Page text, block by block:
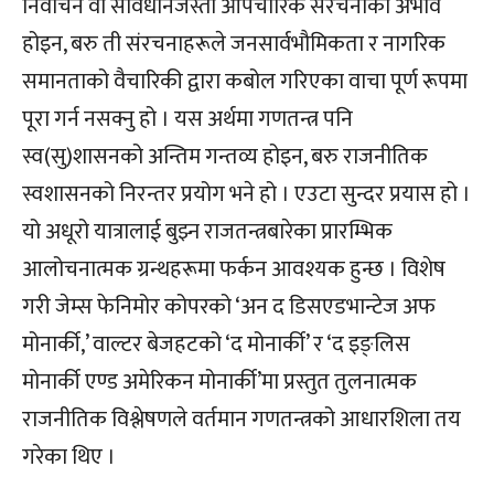
होइन, बरु ती संरचनाहरूले जनसार्वभौमिकता र नागरिक
समानताको वैचारिकी द्वारा कबोल गरिएका वाचा पूर्ण रूपमा
पूरा गर्न नसक्नु हो । यस अर्थमा गणतन्त्र पनि
स्व(सु)शासनको अन्तिम गन्तव्य होइन, बरु राजनीतिक
स्वशासनको निरन्तर प्रयोग भने हो । एउटा सुन्दर प्रयास हो ।
यो अधूरो यात्रालाई बुझ्न राजतन्त्रबारेका प्रारम्भिक
आलोचनात्मक ग्रन्थहरूमा फर्कन आवश्यक हुन्छ । विशेष
गरी जेम्स फेनिमोर कोपरको ‘अन द डिसएडभान्टेज अफ
मोनार्की,’ वाल्टर बेजहटको ‘द मोनार्की’ र ‘द इङ्लिस
मोनार्की एण्ड अमेरिकन मोनार्की’मा प्रस्तुत तुलनात्मक
राजनीतिक विश्लेषणले वर्तमान गणतन्त्रको आधारशिला तय
गरेका थिए ।